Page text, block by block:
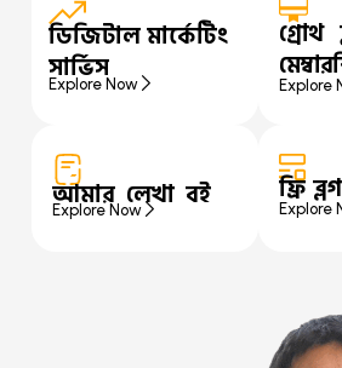
ডিজিটাল মার্কেটিং
সার্ভিস
Explore Now
গ্রোথ
Explore
আমার লেখা বই
Explore Now
ফ্রি
Explore